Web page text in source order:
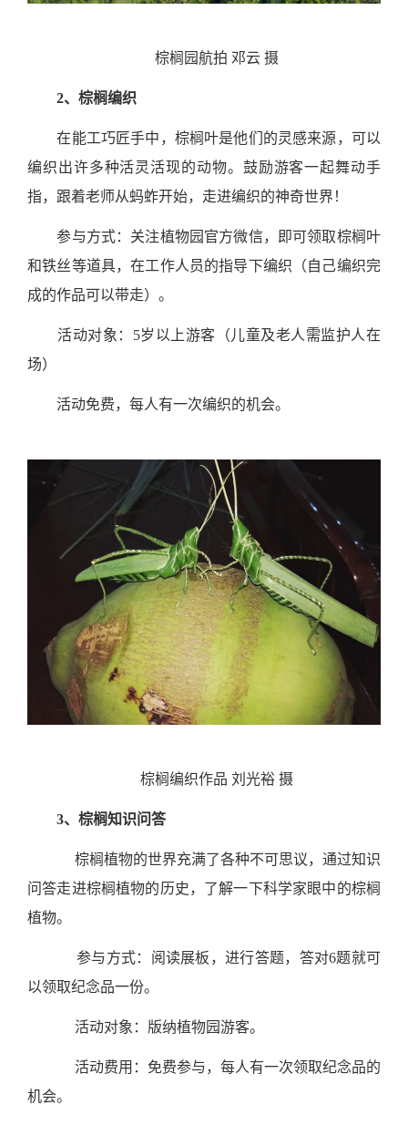
棕榈园航拍 邓云 摄
2、 棕榈编织
在能工巧匠手中，棕榈叶是他们的灵感来源，可以
编织出许多种活灵活现的动物。鼓励游客一起舞动手
指，跟着老师从蚂蚱开始，走进编织的神奇世界！
参与方式：关注植物园官方微信，即可领取棕榈叶
和铁丝等道具，在工作人员的指导下编织（自己编织完
成的作品可以带走）。
活动对象： 5岁以上游客（儿童及老人需监护人在
场）
活动免费，每人有一次编织的机会。
棕榈编织作品 刘光裕 摄
3、 棕榈知识问答
棕榈植物的世界充满了各种不可思议，通过知识
问答走进棕榈植物的历史，了解一下科学家眼中的棕榈
植物。
参与方式：阅读展板，进行答题，答对6题就可
以领取纪念品一份。
活动对象：版纳植物园游客。
活动费用：免费参与，每人有一次领取纪念品的
机会。